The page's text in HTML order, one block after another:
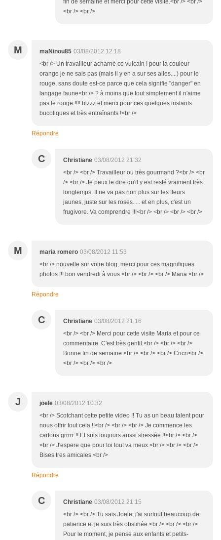
fin de semaine et merci pour cette visite.<br /> <br />
<br /> <br />
M maNinou85 03/08/2012 12:18
<br /> Un travailleur acharné ce vulcain ! pour la couleur
orange je ne sais pas (mais il y en a sur ses ailes....) pour le
rouge, sans doute est-ce parce que cela signifie "danger" en
langage faune<br /> ? à moins que tout simplement il n'aime
pas le rouge !!!! bizzz et merci pour ces quelques instants
bucoliques et très entraînants !<br />
Répondre
C Christiane 03/08/2012 21:32
<br /> <br /> Travailleur ou très gourmand ?<br /> <br
/> <br /> Je peux te dire qu'il y est resté vraiment très
longtemps. Il ne va pas non plus sur les fleurs
jaunes, juste sur les roses..... et en plus, c'est un
frugivore. Va comprendre !!!<br /> <br /> <br /> <br />
M maria romero 03/08/2012 11:53
<br /> nouvelle sur votre blog, merci pour ces magnifiques
photos !!! bon vendredi à vous <br /> <br /> <br /> Maria <br />
Répondre
C Christiane 03/08/2012 21:16
<br /> <br /> Merci pour cette visite Maria et pour ce
commentaire. C'est très gentil.<br /> <br /> <br />
Bonne fin de semaine.<br /> <br /> <br /> Cricri<br />
<br /> <br /> <br />
J joele 03/08/2012 10:32
<br /> Scotchant cette petite video !! Tu as un beau talent pour
nous offrir tout cela !!<br /> <br /> <br /> Je commence les
cartons grrrrr !! Et suis toujours aussi stressée !!<br /> <br />
<br /> J'espere que pour toi tout va meux.<br /> <br /> <br />
Bises tres amicales.<br />
Répondre
C Christiane 03/08/2012 21:15
<br /> <br /> Tu sais Joele, j'ai surtout beaucoup de
patience et je suis très obstinée.<br /> <br /> <br />
Pour le moment, je pense aux enfants et petits-